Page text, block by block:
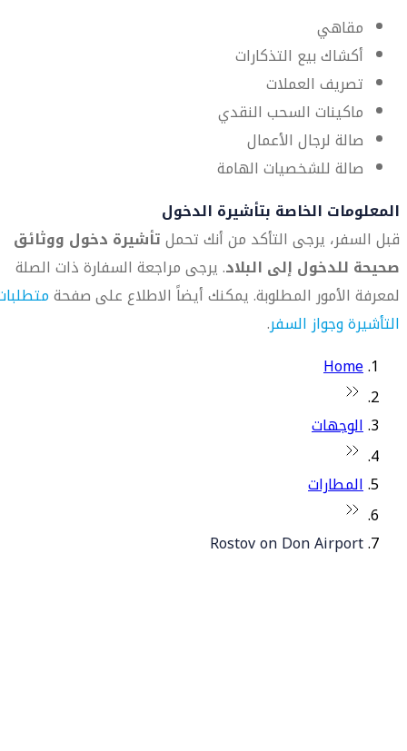
مقاهي
أكشاك بيع التذكارات
تصريف العملات
ماكينات السحب النقدي
صالة لرجال الأعمال
صالة للشخصيات الهامة
المعلومات الخاصة بتأشيرة الدخول
قبل السفر، يرجى التأكد من أنك تحملتأشيرة دخول ووثائق
صحيحة للدخول إلى البلاد. يرجى مراجعة السفارة ذات الصلة
لمعرفة الأمور المطلوبة. يمكنك أيضاً الاطلاع على صفحة
التأشيرة وجواز السفر.
Home
الوجهات
المطارات
Rostov on Don Airport